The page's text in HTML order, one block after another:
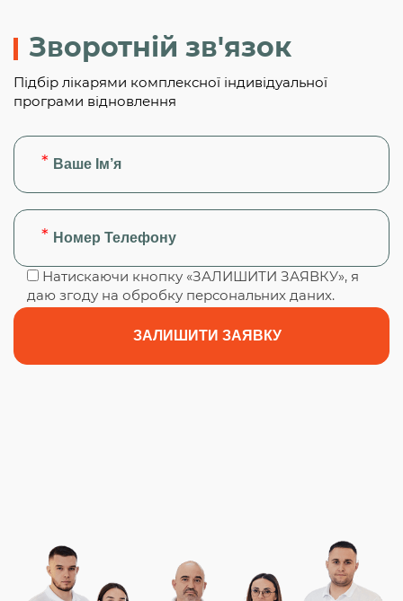
Зворотній зв'язок
Підбір лікарями комплексної індивідуальної
програми відновлення
Натискаючи кнопку «ЗАЛИШИТИ ЗАЯВКУ», я
даю згоду на обробку персональних даних.